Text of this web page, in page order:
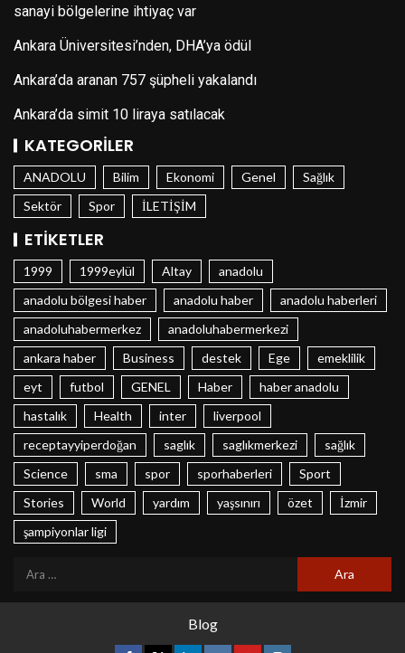
sanayi bölgelerine ihtiyaç var
Ankara Üniversitesi’nden, DHA’ya ödül
Ankara’da aranan 757 şüpheli yakalandı
Ankara’da simit 10 liraya satılacak
KATEGORILER
ANADOLU Bilim Ekonomi Genel
Sağlık
Sektör
Spor İLETİŞİM
ETIKETLER
1999 1999eylül Altay
anadolu
anadolu bölgesi haber
anadolu haber
anadolu haberleri
anadoluhabermerkez
anadoluhabermerkezi
ankara haber
Business destek Ege
emeklilik
eyt
futbol GENEL Haber
haber anadolu
hastalık
Health inter
liverpool
receptayyiperdoğan
saglık saglıkmerkezi
sağlık
Science
sma spor sporhaberleri
Sport
Stories
World yardım yaşsınırı özet
İzmir
şampiyonlar ligi
Blog